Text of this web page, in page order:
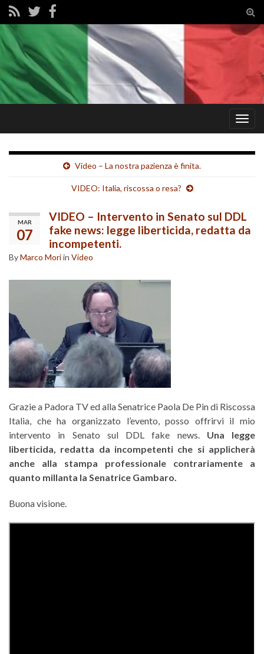
Video – La nostra pazienza è finita.
VIDEO: Italia, riscossa o resa?
MAR
07
VIDEO – Intervento in Senato sul DDL
fake news: legge liberticida, redatta da
incompetenti.
ByMarco Moriin Video
Grazie a Padora TV ed alla Senatrice Paola De Pin di Riscossa
Italia, che ha organizzato l’evento, posso offrirvi il mio
intervento in Senato sul DDL fake news.Una legge
liberticida, redatta da incompetenti che si applicherà
anche alla stampa professionale contrariamente a
quanto millanta la Senatrice Gambaro.
Buona visione.